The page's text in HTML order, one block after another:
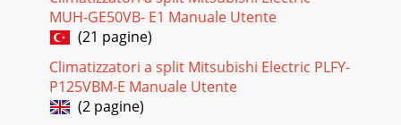
MUH-GE50VB- E1 Manuale Utente
(21 pagine)
Climatizzatori a split Mitsubishi Electric PLFY-
P125VBM-E Manuale Utente
(2 pagine)